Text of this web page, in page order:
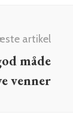
artikel
måde
venner